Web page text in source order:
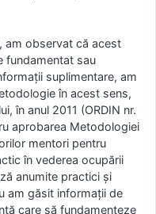
am observat că acest
fundamentat sau
suplimentare, am
în acest sens,
în anul 2011 (ORDIN nr.
aprobarea Metodologiei
mentori pentru
în vederea ocupării
anumite practici și
am găsit informații de
care să fundamenteze